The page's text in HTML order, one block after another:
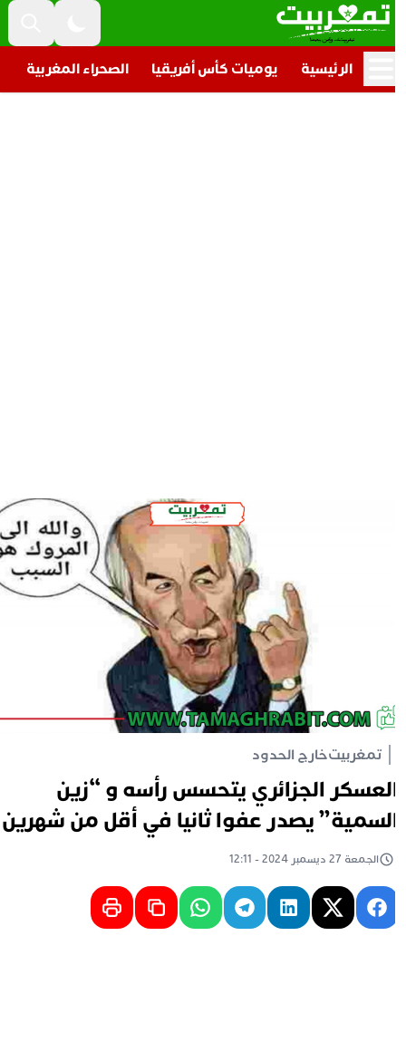
الرئيسية يوميات كأس أفريقيا الصحراء المغربية
تمغربيتخارج الحدود
الجزائري يتحسس رأسه و “زين
يصدر عفوا ثانيا في أقل من شهرين
الجمعة 27 ديسمبر 2024 - 12:11